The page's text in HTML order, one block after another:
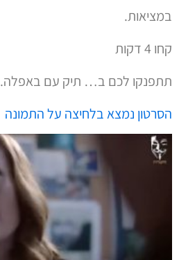
במציאות.
קחו 4 דקות
תתפנקו לכם ב… תיק עם באפלה.
הסרטון נמצא בלחיצה על התמונה